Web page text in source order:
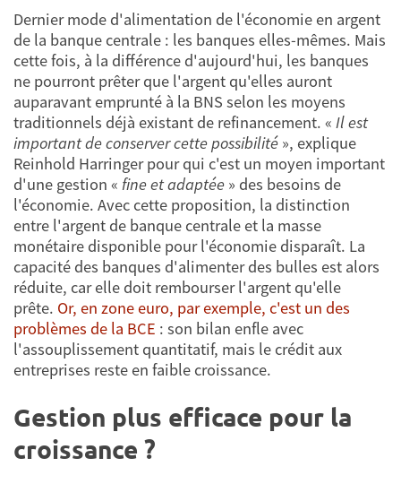
Dernier mode d'alimentation de l'économie en argent
de la banque centrale : les banques elles-mêmes. Mais
cette fois, à la différence d'aujourd'hui, les banques
ne pourront prêter que l'argent qu'elles auront
auparavant emprunté à la BNS selon les moyens
traditionnels déjà existant de refinancement. « Il est
important de conserver cette possibilité », explique
Reinhold Harringer pour qui c'est un moyen important
d'une gestion « fine et adaptée » des besoins de
l'économie. Avec cette proposition, la distinction
entre l'argent de banque centrale et la masse
monétaire disponible pour l'économie disparaît. La
capacité des banques d'alimenter des bulles est alors
réduite, car elle doit rembourser l'argent qu'elle
prête. Or, en zone euro, par exemple, c'est un des
problèmes de la BCE : son bilan enfle avec
l'assouplissement quantitatif, mais le crédit aux
entreprises reste en faible croissance.
Gestion plus efficace pour la
croissance ?